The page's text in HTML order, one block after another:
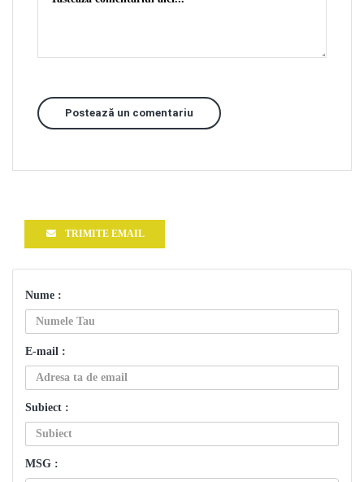
Postează un comentariu
TRIMITE EMAIL
Nume :
E-mail :
Subiect :
MSG :